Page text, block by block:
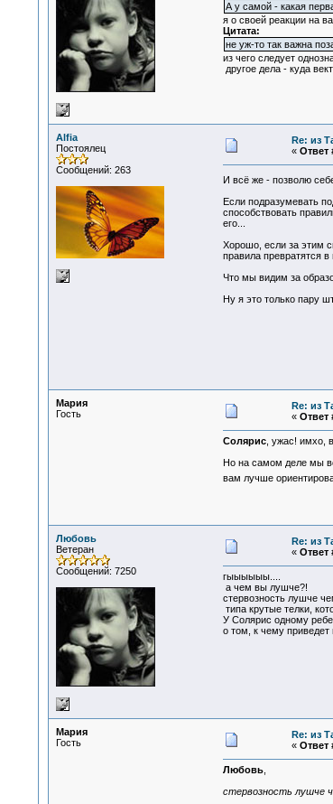
А у самой - какая
я о своей реакции на
Цитата:
не уж-то так важна
из чего следует
другое дела - куда
Alfia
Постоялец
Сообщений: 263
Re: из
« Ответ
И всё же - позволю
Если подразумевать
способствовать
его...
Хорошо, если за этим
правила превратятся
Что мы видим за
Ну я это только пару
Мария
Гость
Re: из
« Ответ
Солярис, ужас! имхо,
Но на самом деле мы
вам лучше
Любовь
Ветеран
Сообщений: 7250
Re: из
« Ответ
гыыыыыы....
а чем вы лушче?!
стервозность лушче
типа крутые телки,
У Солярис одному
о том, к чему приведет
Мария
Гость
Re: из
« Ответ
Любовь,
стервозность лушче